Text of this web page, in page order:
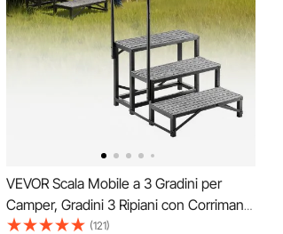
VEVOR Scala Mobile a 3 Gradini per
Camper, Gradini 3 Ripiani con Corrimano
per Roulotte Camper per Animali
(121)